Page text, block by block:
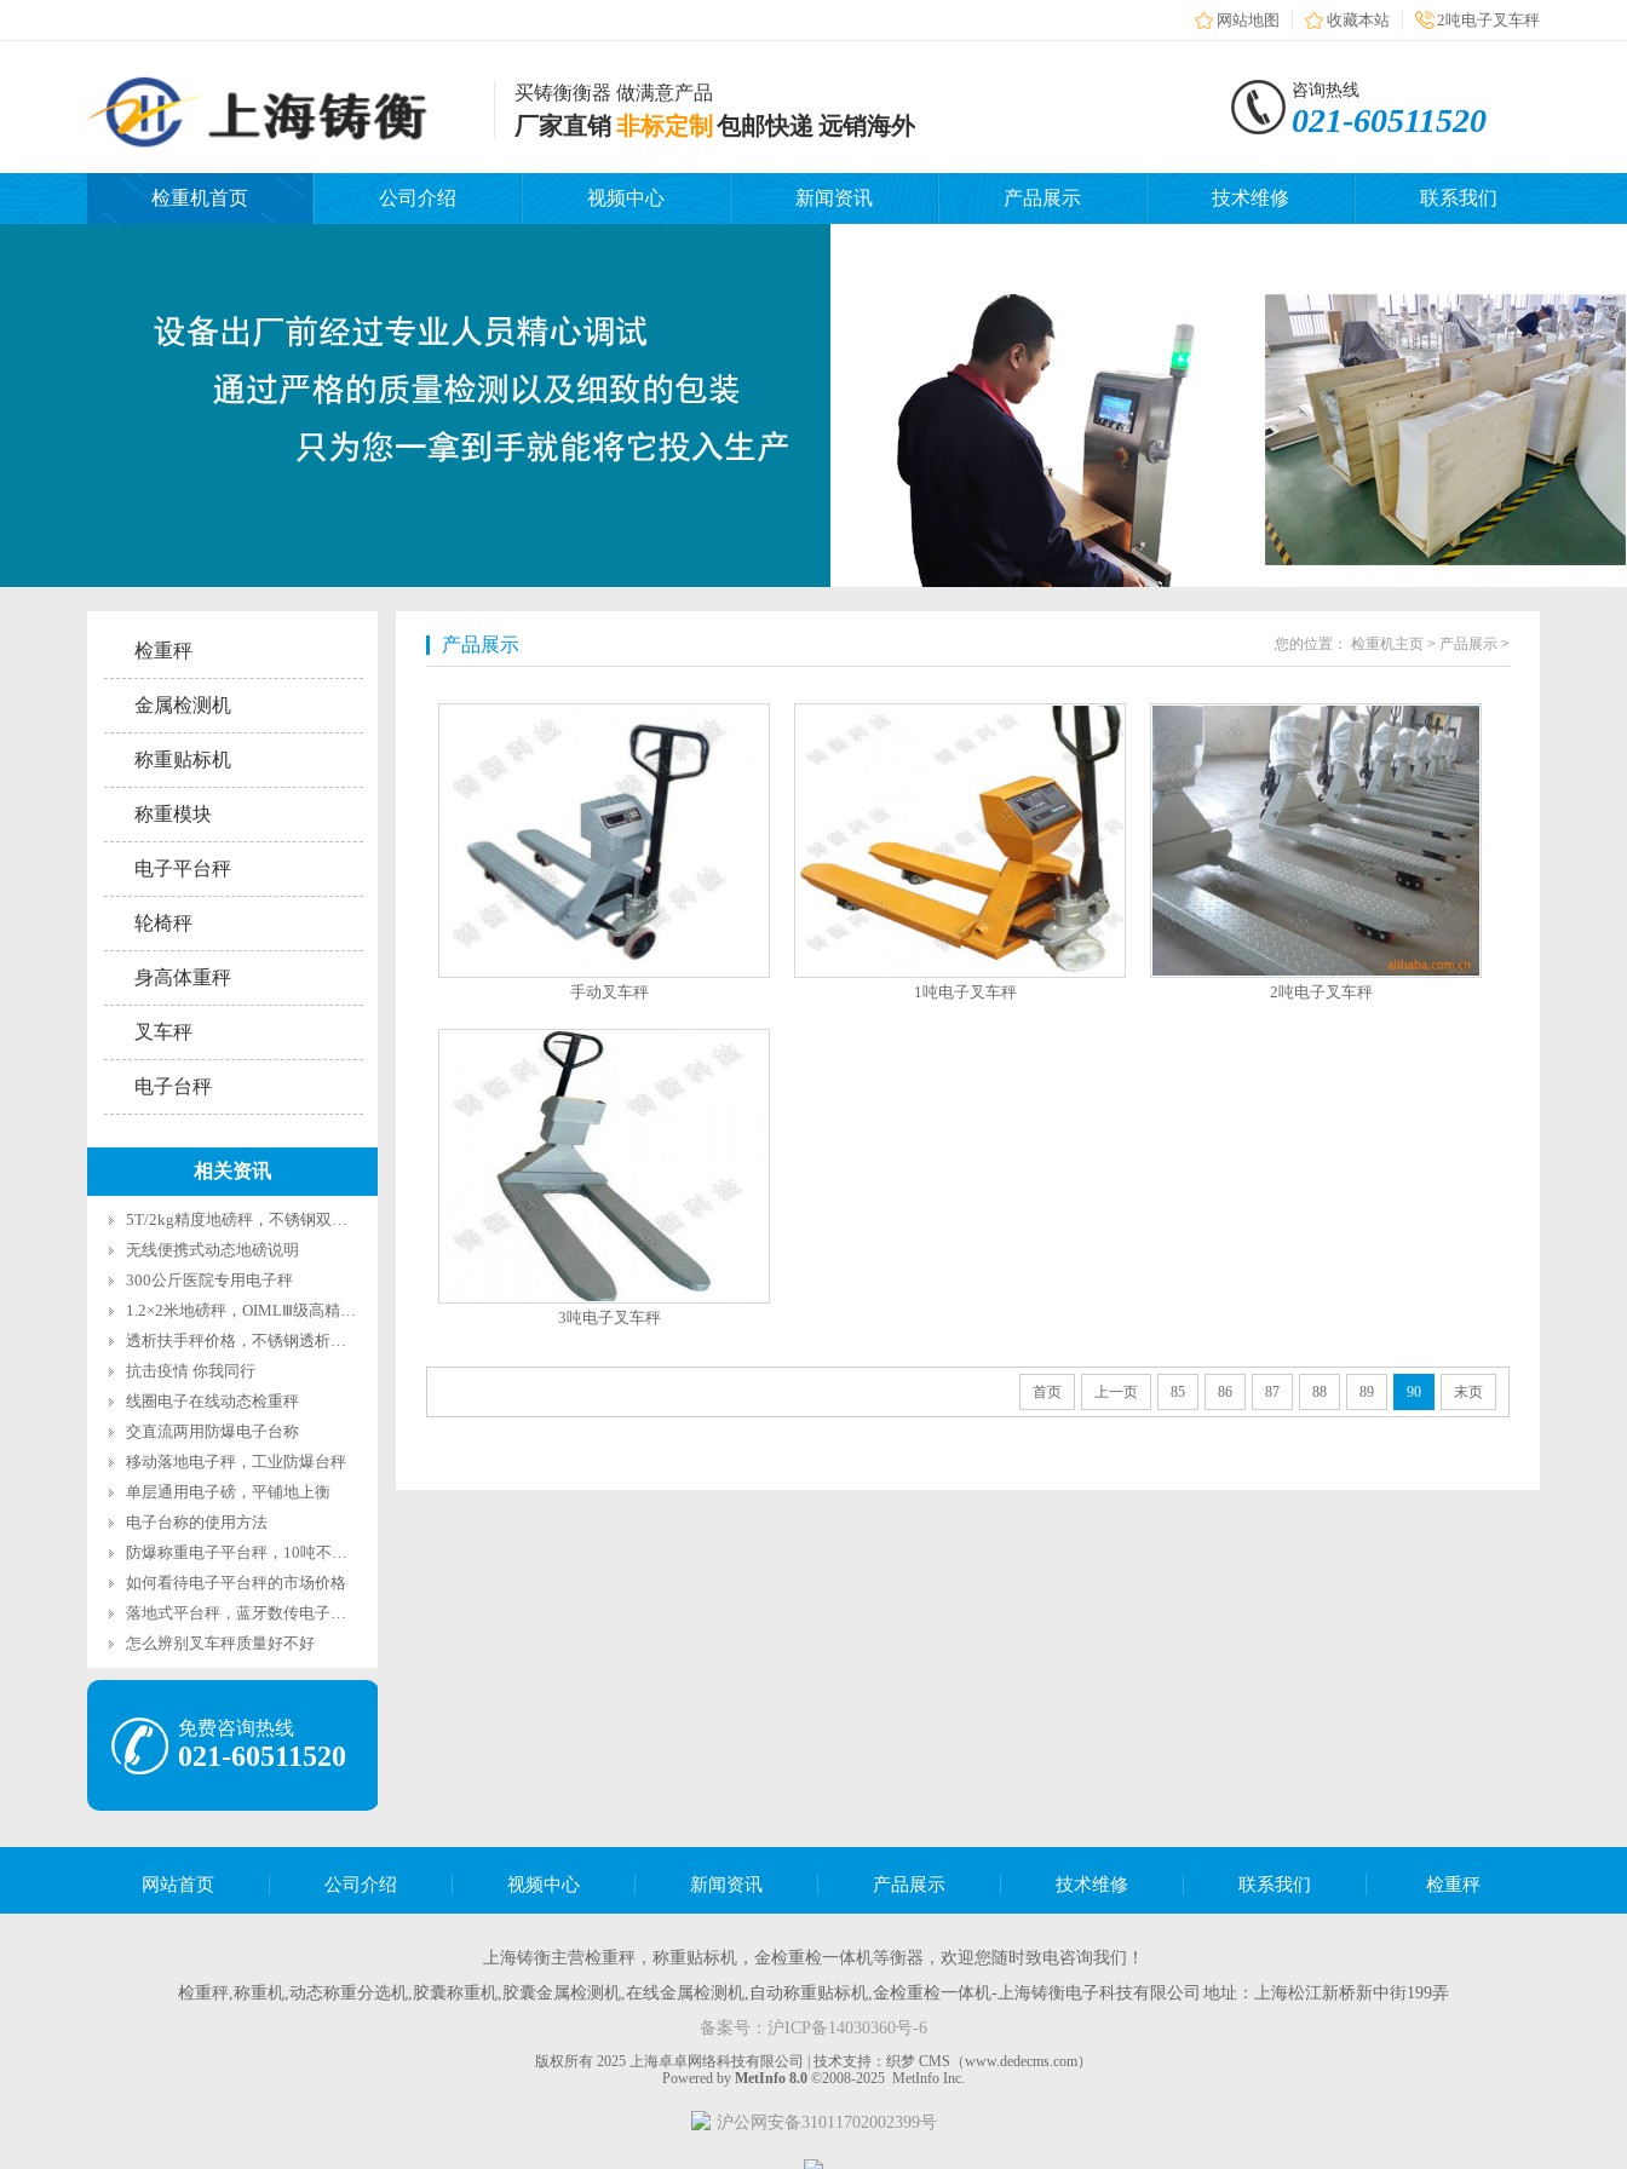
网站地图 收藏本站 2吨电子叉车秤
买铸衡衡器 做满意产品
厂家直销非标定制 包邮快递 远销海外
咨询热线
021-60511520
检重机首页 公司介绍 视频中心 新闻资讯 产品展示 技术维修 联系我们
检重秤
金属检测机
称重贴标机
称重模块
电子平台秤
轮椅秤
身高体重秤
叉车秤
电子台秤
相关资讯
5T/2kg精度地磅秤，不锈钢双层平台秤
无线便携式动态地磅说明
300公斤医院专用电子秤
1.2×2米地磅秤，OIMLⅢ级高精度地磅
透析扶手秤价格，不锈钢透析秤厂家
抗击疫情 你我同行
线圈电子在线动态检重秤
交直流两用防爆电子台称
移动落地电子秤，工业防爆台秤
单层通用电子磅，平铺地上衡
电子台称的使用方法
防爆称重电子平台秤，10吨不锈钢地秤
如何看待电子平台秤的市场价格
落地式平台秤，蓝牙数传电子台秤
怎么辨别叉车秤质量好不好
免费咨询热线
021-60511520
产品展示 您的位置： 检重机主页 > 产品展示 >
手动叉车秤 1吨电子叉车秤 2吨电子叉车秤
3吨电子叉车秤
首页 上一页 85 86 87 88 89 90 末页
网站首页 公司介绍 视频中心 新闻资讯 产品展示 技术维修 联系我们 检重秤
上海铸衡主营检重秤 ， 称重贴标机 ， 金检重检一体机等衡器，欢迎您随时致电咨询我们！
检重秤,称重机,动态称重分选机,胶囊称重机,胶囊金属检测机,在线金属检测机,自动称重贴标机,金检重检一体机-上海铸衡电子科技有限公司 地址：上海松江新桥新中街199弄
备案号： 沪ICP备14030360号-6
版权所有 2025 上海卓卓网络科技有限公司 | 技术支持：织梦 CMS（www.dedecms.com）
Powered by MetInfo 8.0 ©2008-2025 MetInfo Inc.
沪公网安备31011702002399号